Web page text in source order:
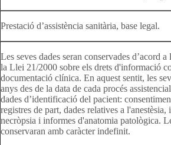
Prestació d’assistència sanitària, base legal.
Les seves dades seran conservades d’acord
la Llei 21/2000 sobre els drets d'informació
documentació clínica. En aquest sentit, les
anys des de la data de cada procés
dades d’identificació del pacient:
registres de part, dades relatives a
necròpsia i informes d'anatomia patològica.
conservaran amb caràcter indefinit.